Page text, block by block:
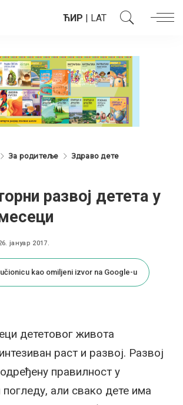
ЋИР | LAT
За родитеље Здраво дете
развој детета у
јануар 2017.
kao omiljeni izvor na Google-u
дететовог живота
раст и развој. Развој
правилност у
али свако дете има